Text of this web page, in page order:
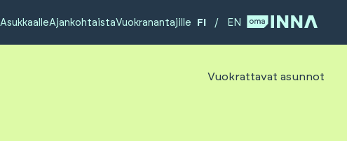
AsukkaalleAjankohtaistaVuokranantajille FI / EN
Vuokrattavat asunnot